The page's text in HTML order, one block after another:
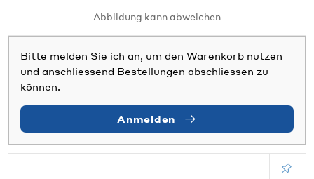
Abbildung kann abweichen
Bitte melden Sie ich an, um den Warenkorb nutzen
und anschliessend Bestellungen abschliessen zu
können.
Anmelden